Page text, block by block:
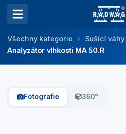
Všechny kategorie
Sušící váhy
Analyzátor vlhkosti MA 50.R
Fotografie 360°